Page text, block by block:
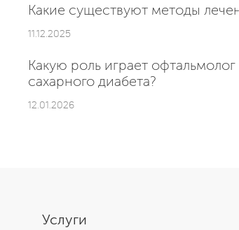
Какие существуют методы
11.12.2025
Какую роль играет
сахарного диабета?
12.01.2026
Услуги